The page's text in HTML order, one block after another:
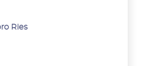
Ries